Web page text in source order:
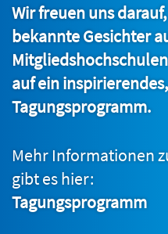
Wir freuen uns
bekannte Gesichter
auf ein
Tagungsprogramm.
Mehr Informationen
gibt es hier:
Tagungsprogramm